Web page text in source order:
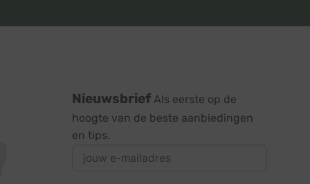
Nieuwsbrief Als eerste op de
hoogte van de beste aanbiedingen
en tips.